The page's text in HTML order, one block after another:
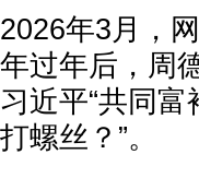
2026年3月，
年过年后，周
习近平“共同
打螺丝？”。